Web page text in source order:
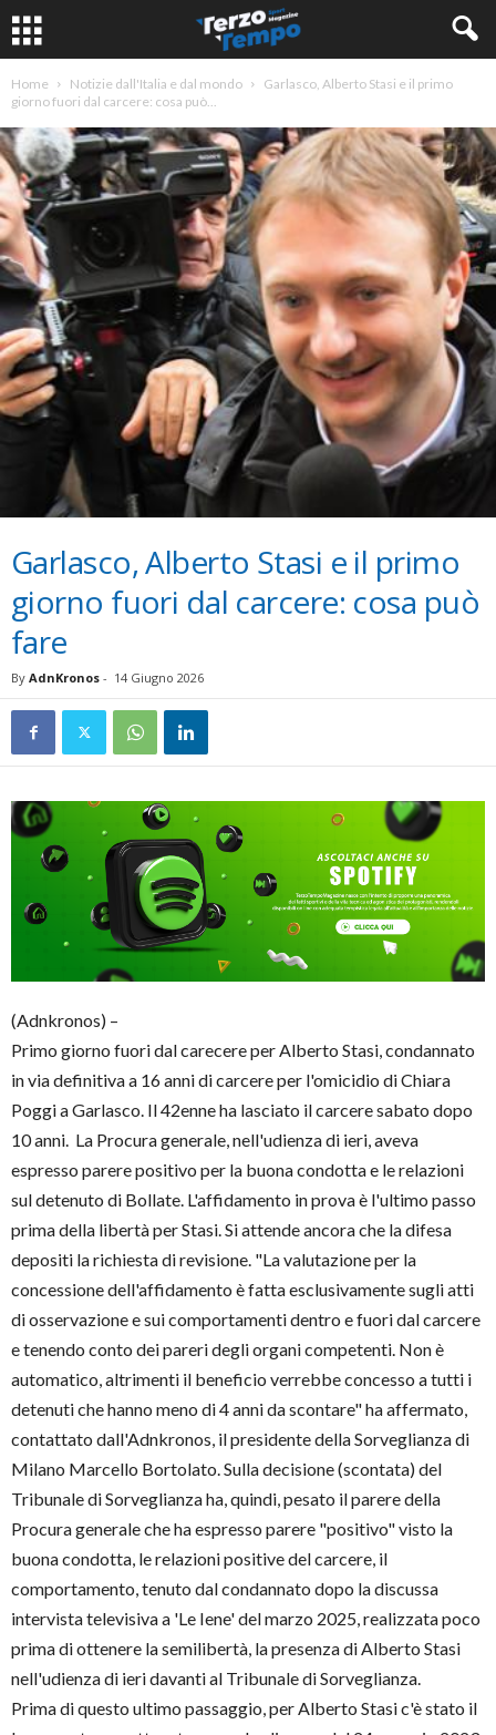
Home Notizie dall'Italia e dal mondo
Garlasco, Alberto Stasi e il primo
giorno fuori dal carcere: cosa può...
Garlasco, Alberto Stasi e il primo
giorno fuori dal carcere: cosa può
fare
By AdnKronos - 14 Giugno 2026
(Adnkronos) –
Primo giorno fuori dal carecere per Alberto Stasi, condannato
in via definitiva a 16 anni di carcere per l'omicidio di Chiara
Poggi a Garlasco. Il 42enne ha lasciato il carcere sabato dopo
10 anni. La Procura generale, nell'udienza di ieri, aveva
espresso parere positivo per la buona condotta e le relazioni
sul detenuto di Bollate. L'affidamento in prova è l'ultimo passo
prima della libertà per Stasi. Si attende ancora che la difesa
depositi la richiesta di revisione. "La valutazione per la
concessione dell'affidamento è fatta esclusivamente sugli atti
di osservazione e sui comportamenti dentro e fuori dal carcere
e tenendo conto dei pareri degli organi competenti. Non è
automatico, altrimenti il beneficio verrebbe concesso a tutti i
detenuti che hanno meno di 4 anni da scontare" ha affermato,
contattato dall'Adnkronos, il presidente della Sorveglianza di
Milano Marcello Bortolato. Sulla decisione (scontata) del
Tribunale di Sorveglianza ha, quindi, pesato il parere della
Procura generale che ha espresso parere "positivo" visto la
buona condotta, le relazioni positive del carcere, il
comportamento, tenuto dal condannato dopo la discussa
intervista televisiva a 'Le Iene' del marzo 2025, realizzata poco
prima di ottenere la semilibertà, la presenza di Alberto Stasi
nell'udienza di ieri davanti al Tribunale di Sorveglianza.
Prima di questo ultimo passaggio, per Alberto Stasi c'è stato il